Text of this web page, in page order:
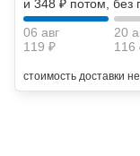
и 348 ₽ потом, без
06 авг
119 ₽
20
116
стоимость доставки